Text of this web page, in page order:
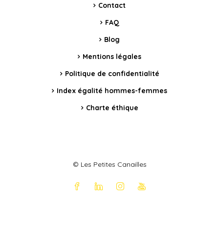
Contact
FAQ
Blog
Mentions légales
Politique de confidentialité
Index égalité hommes-femmes
Charte éthique
© Les Petites Canailles